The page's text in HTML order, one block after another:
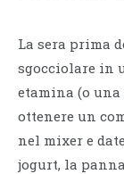
La sera prima
sgocciolare in
etamina (o una
ottenere un
nel mixer e
jogurt, la